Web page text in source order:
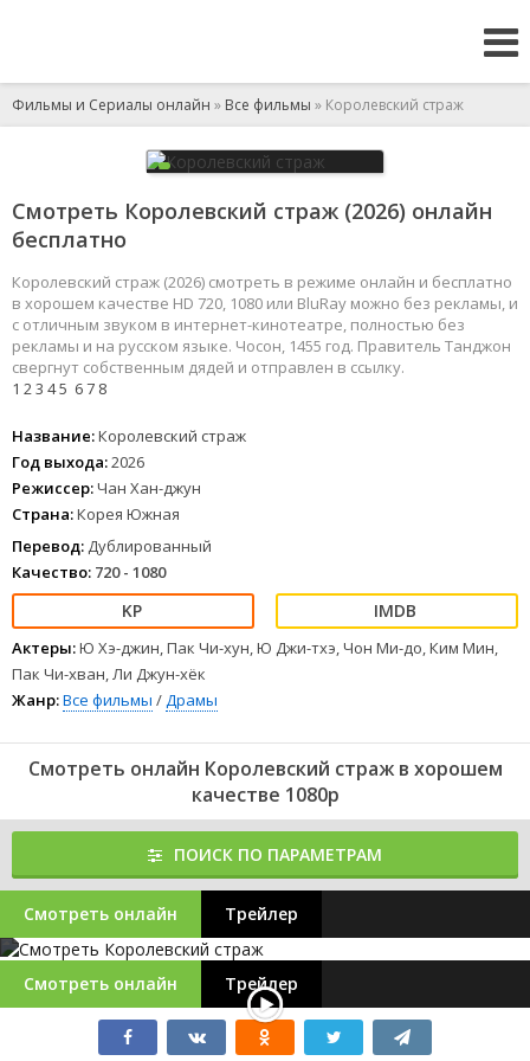
Фильмы и Сериалы онлайн » Все фильмы » Королевский страж
Смотреть Королевский страж (2026) онлайн
бесплатно
Королевский страж (2026) смотреть в режиме онлайн и бесплатно
в хорошем качестве HD 720, 1080 или BluRay можно без рекламы, и
с отличным звуком в интернет-кинотеатре, полностью без
рекламы и на русском языке. Чосон, 1455 год. Правитель Танджон
свергнут собственным дядей и отправлен в ссылку.
1 23 45 67 8
Название:Королевский страж
Год выхода:2026
Режиссер:Чан Хан-джун
Страна:Корея Южная
Перевод: Дублированный
Качество: 720 - 1080
Актеры:Ю Хэ-джин, Пак Чи-хун, Ю Джи-тхэ, Чон Ми-до, Ким Мин,
Пак Чи-хван, Ли Джун-хёк
Жанр:Все фильмы /Драмы
Смотреть онлайн Королевский страж в хорошем
качестве 1080p
ПОИСК ПО ПАРАМЕТРАМ
Смотреть онлайн Трейлер
Смотреть онлайн Трейлер